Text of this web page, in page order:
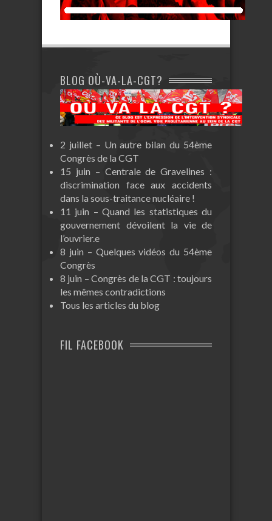
BLOG OÙ-VA-LA-CGT?
2 juillet – Un autre bilan du 54ème
Congrès de la CGT
15 juin – Centrale de Gravelines :
discrimination face aux accidents
dans la sous-traitance nucléaire !
11 juin – Quand les statistiques du
gouvernement dévoilent la vie de
l’ouvrier.e
8 juin – Quelques vidéos du 54ème
Congrès
8 juin – Congrès de la CGT : toujours
les mêmes contradictions
Tous les articles du blog
FIL FACEBOOK